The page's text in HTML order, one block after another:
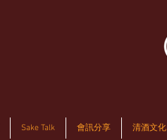
Sake Talk 會訊分享 清酒文化